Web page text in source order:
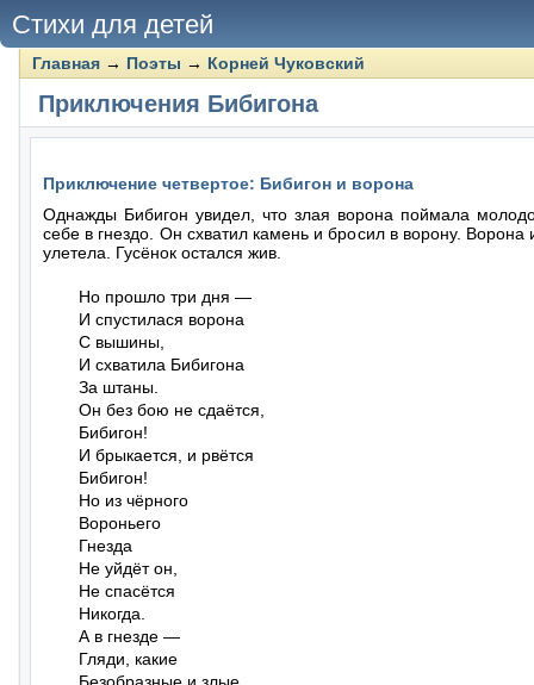
Стихи для детей
Главная → Поэты → Корней Чуковский
Приключения Бибигона
Приключение четвертое: Бибигон и ворона
Однажды Бибигон увидел, что злая ворона поймала
себе в гнездо. Он схватил камень и бросил в ворону. Ворона
улетела. Гусёнок остался жив.
Но прошло три дня —
И спустилася ворона
С вышины,
И схватила Бибигона
За штаны.
Он без бою не сдаётся,
Бибигон!
И брыкается, и рвётся
Бибигон!
Но из чёрного
Вороньего
Гнезда
Не уйдёт он,
Не спасётся
Никогда.
А в гнезде —
Гляди, какие